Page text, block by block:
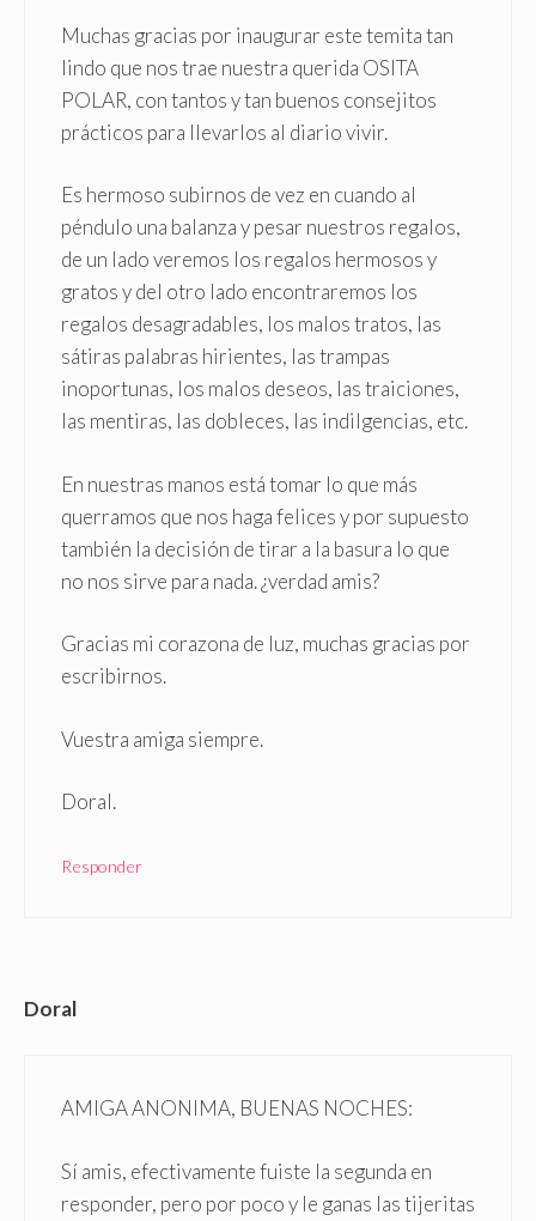
Muchas gracias por inaugurar este temita tan
lindo que nos trae nuestra querida OSITA
POLAR, con tantos y tan buenos consejitos
prácticos para llevarlos al diario vivir.
Es hermoso subirnos de vez en cuando al
péndulo una balanza y pesar nuestros regalos,
de un lado veremos los regalos hermosos y
gratos y del otro lado encontraremos los
regalos desagradables, los malos tratos, las
sátiras palabras hirientes, las trampas
inoportunas, los malos deseos, las traiciones,
las mentiras, las dobleces, las indilgencias, etc.
En nuestras manos está tomar lo que más
querramos que nos haga felices y por supuesto
también la decisión de tirar a la basura lo que
no nos sirve para nada. ¿verdad amis?
Gracias mi corazona de luz, muchas gracias por
escribirnos.
Vuestra amiga siempre.
Doral.
Responder
Doral
AMIGA ANONIMA, BUENAS NOCHES:
Sí amis, efectivamente fuiste la segunda en
responder, pero por poco y le ganas las tijeritas